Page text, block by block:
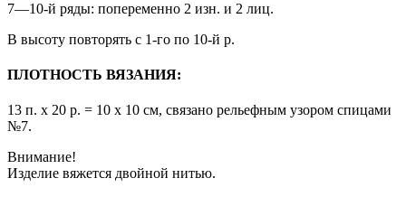
7—10-й ряды: попеременно 2 изн. и 2 лиц.
В высоту повторять с 1-го по 10-й р.
ПЛОТНОСТЬ ВЯЗАНИЯ:
13 п. х 20 р. = 10 х 10 см, связано рельефным узором спицами
№7.
Внимание!
Изделие вяжется двойной нитью.